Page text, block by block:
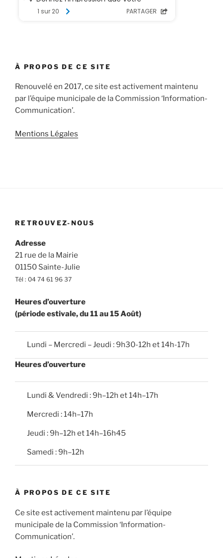
À PROPOS DE CE SITE
Renouvelé en 2017, ce site est activement maintenu
par l’équipe municipale de la Commission ‘Information-
Communication’.
Mentions Légales
RETROUVEZ-NOUS
Adresse
21 rue de la Mairie
01150 Sainte-Julie
Tél : 04 74 61 96 37
Heures d’ouverture
(période estivale, du 11 au 15 Août)
Lundi – Mercredi – Jeudi : 9h30-12h et 14h-17h
Heures d’ouverture
Lundi & Vendredi : 9h–12h et 14h–17h
Mercredi : 14h–17h
Jeudi : 9h–12h et 14h–16h45
Samedi : 9h–12h
À PROPOS DE CE SITE
Ce site est activement maintenu par l’équipe
municipale de la Commission ‘Information-
Communication’.